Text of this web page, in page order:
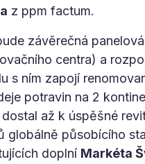
z ppm factum.
závěrečná
centra) a
s ním zapojí
potravin na 2
až k úspěšné
globálně působícího
doplní Markéta